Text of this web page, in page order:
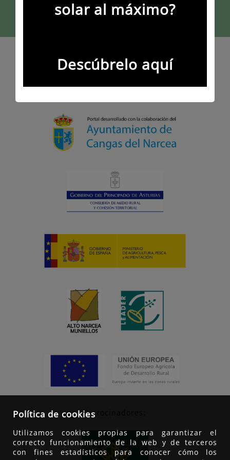
solar al máximo?
Descúbrelo aquí
Patrocinadores:
Política de cookies
Utilizamos cookies propias para garantizar el
correcto funcionamiento de la web y de terceros
con fines estadísticos para conocer cómo los